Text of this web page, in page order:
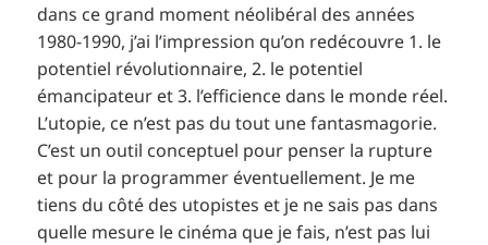
dans ce grand moment néolibéral des années
1980-1990, j’ai l’impression qu’on redécouvre 1. le
potentiel révolutionnaire, 2. le potentiel
émancipateur et 3. l’efficience dans le monde réel.
L’utopie, ce n’est pas du tout une fantasmagorie.
C’est un outil conceptuel pour penser la rupture
et pour la programmer éventuellement. Je me
tiens du côté des utopistes et je ne sais pas dans
quelle mesure le cinéma que je fais, n’est pas lui